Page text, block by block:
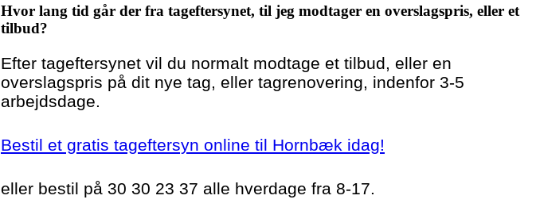
Hvor lang tid går der fra tageftersynet, til jeg modtager en overslagspris, eller et
tilbud?
Efter tageftersynet vil du normalt modtage et tilbud, eller en
overslagspris på dit nye tag, eller tagrenovering, indenfor 3-5
arbejdsdage.
Bestil et gratis tageftersyn online til Hornbæk idag!
eller bestil på 30 30 23 37 alle hverdage fra 8-17.